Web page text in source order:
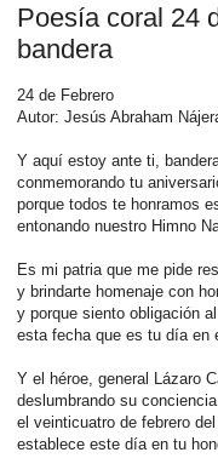
Poesía coral 24
bandera
24 de Febrero
Autor: Jesús Abraham
Y aquí estoy ante ti,
conmemorando tu
porque todos te honramos
entonando nuestro Himno
Es mi patria que me pide
y brindarte homenaje con
y porque siento obligación al
esta fecha que es tu día en
Y el héroe, general Lázaro
deslumbrando su conciencia
el veinticuatro de febrero
establece este día en tu